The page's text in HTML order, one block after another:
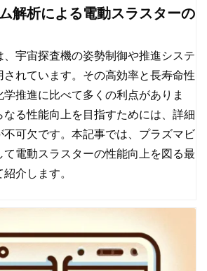
解析による電動スラスターの
宇宙探査機の姿勢制御や推進システ
れています。その高効率と長寿命性
推進に比べて多くの利点がありま
る性能向上を目指すためには、詳細
不可欠です。本記事では、プラズマビ
て電動スラスターの性能向上を図る最
介します。